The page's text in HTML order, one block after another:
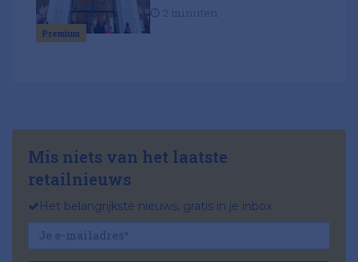
Premium
Mis niets van het laatste
retailnieuws
Het belangrijkste nieuws, gratis in je inbox